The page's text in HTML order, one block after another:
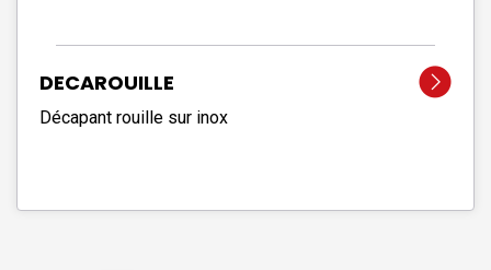
DECAROUILLE
Décapant rouille sur inox